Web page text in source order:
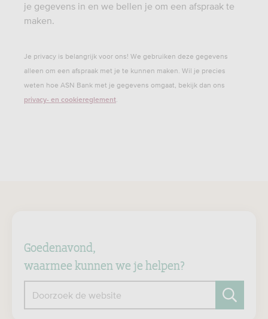
je gegevens in en we bellen je om een afspraak te
maken.
Je privacy is belangrijk voor ons! We gebruiken deze gegevens
alleen om een afspraak met je te kunnen maken. Wil je precies
weten hoe ASN Bank met je gegevens omgaat, bekijk dan ons
privacy- en cookiereglement.
Goedenavond,
waarmee kunnen we je helpen?
Doorzoek de website